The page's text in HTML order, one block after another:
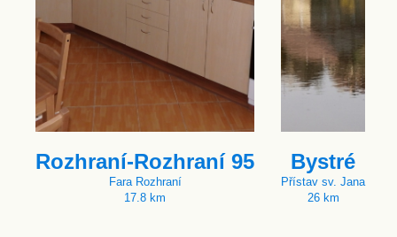
Rozhraní-Rozhraní 95
Fara Rozhraní
17.8 km
Bystré
Přístav sv. Jana
26 km